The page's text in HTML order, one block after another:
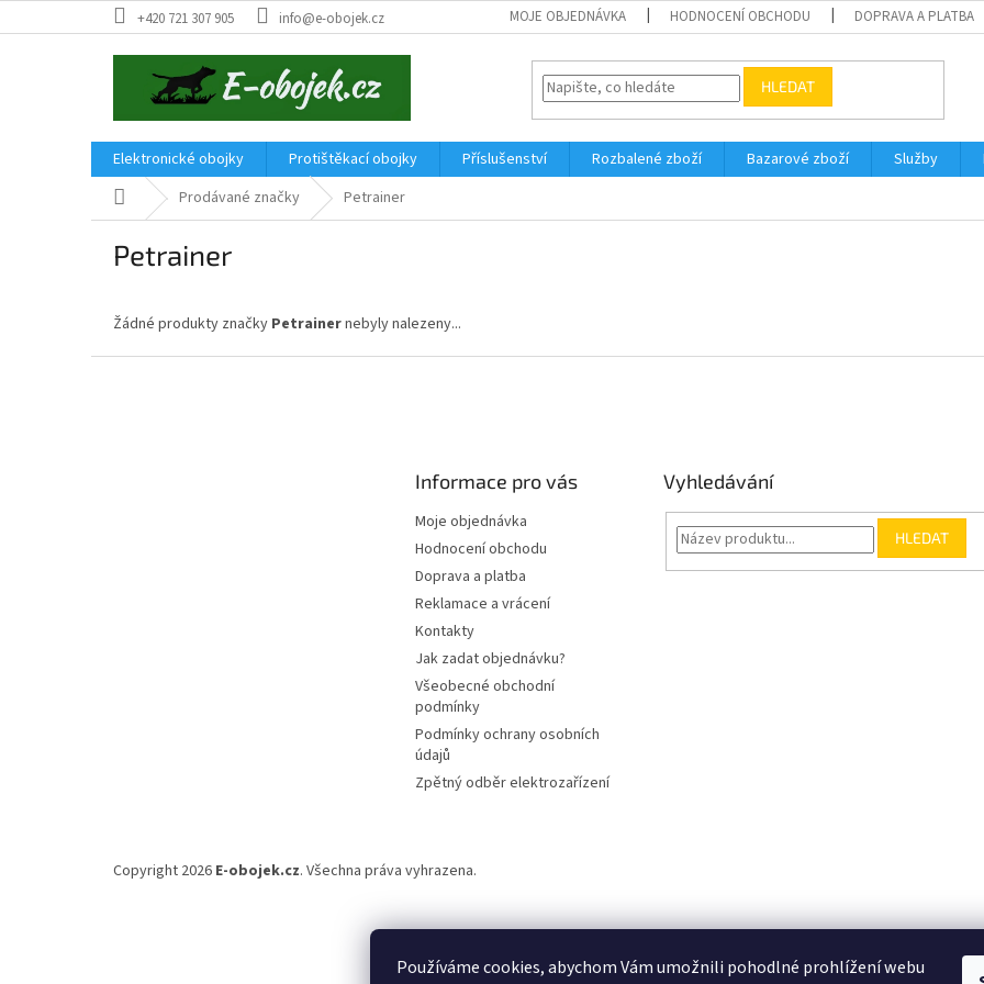
Používáme cookies, abychom Vám umožnili pohodlné prohlížení webu
na
+420 721 307 905 info@e-obojek.cz MOJE OBJEDNÁVKA HODNOCENÍ OBCHODU DOPRAVA A PLATBA
HLEDAT
Elektronické obojky Protištěkací obojky Příslušenství Rozbalené zboží Bazarové zboží Služby
Domů Prodávané značky Petrainer
Petrainer
Žádné produkty značky Petrainernebyly nalezeny...
Informace pro vás
Moje objednávka
Hodnocení obchodu
Doprava a platba
Reklamace a vrácení
Kontakty
Jak zadat objednávku?
Všeobecné obchodní
podmínky
Podmínky ochrany osobních
údajů
Zpětný odběr elektrozařízení
Vyhledávání
HLEDAT
Copyright 2026 E-obojek.cz. Všechna práva vyhrazena.